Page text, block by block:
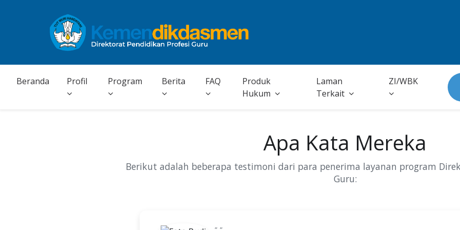
Beranda Profil Program Berita FAQ
Produk
Hukum
Laman
Terkait
ZI/WBK
Apa Kata Mereka
Berikut adalah beberapa testimoni dari para penerima layanan program
Guru: